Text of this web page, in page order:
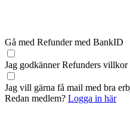
Gå med Refunder med BankID
Jag godkänner Refunders villkor
Jag vill gärna få mail med bra
Redan medlem? Logga in här